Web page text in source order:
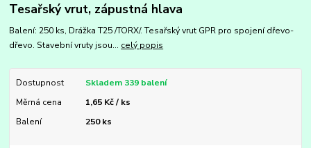
Tesařský vrut, zápustná hlava
Balení: 250 ks, Drážka T25 /TORX/. Tesařský vrut GPR pro spojení dřevo-
dřevo. Stavební vruty jsou... celý popis
Dostupnost
Skladem 339 balení
Měrná cena
1,65 Kč / ks
Balení
250 ks